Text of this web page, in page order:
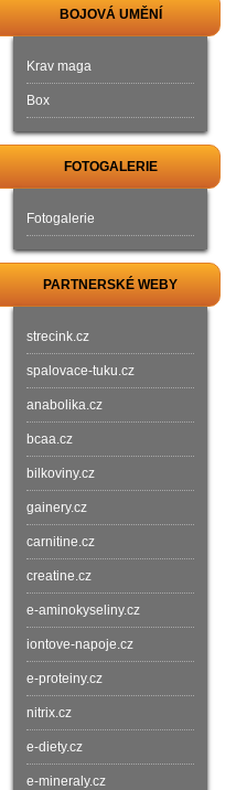
BOJOVÁ UMĚNÍ
Krav maga
Box
FOTOGALERIE
Fotogalerie
PARTNERSKÉ WEBY
strecink.cz
spalovace-tuku.cz
anabolika.cz
bcaa.cz
bilkoviny.cz
gainery.cz
carnitine.cz
creatine.cz
e-aminokyseliny.cz
iontove-napoje.cz
e-proteiny.cz
nitrix.cz
e-diety.cz
e-mineraly.cz